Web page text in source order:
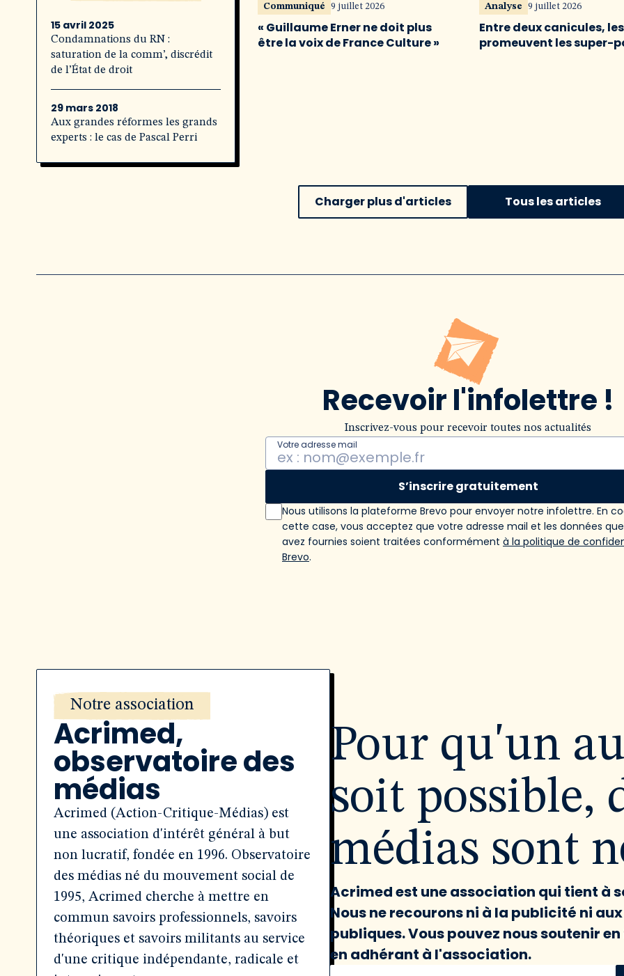
15 avril 2025
Condamnations du RN :
saturation de la comm’, discrédit
de l’État de droit
29 mars 2018
Aux grandes réformes les grands
experts : le cas de Pascal Perri
Communiqué 9 juillet 2026
« Guillaume Erner ne doit plus
être la voix de France Culture »
Analyse 9 juillet 2026
Entre deux canicules,
promeuvent les super-
Charger plus d'articles Tous les articles
Recevoir l'infolettre !
Inscrivez-vous pour recevoir toutes nos actualités
Votre adresse mail
S’inscrire gratuitement
Nous utilisons la plateforme Brevo pour envoyer notre infolettre. En
cette case, vous acceptez que votre adresse mail et les données
avez fournies soient traitées conformément à la politique de
Brevo.
Notre association
Acrimed,
observatoire des
médias
Acrimed (Action-Critique-Médias) est
une association d'intérêt général à but
non lucratif, fondée en 1996. Observatoire
des médias né du mouvement social de
1995, Acrimed cherche à mettre en
commun savoirs professionnels, savoirs
théoriques et savoirs militants au service
d'une critique indépendante, radicale et
Pour qu'un
soit possible,
médias sont
Acrimed est une association qui tient à
Nous ne recourons ni à la publicité ni
publiques. Vous pouvez nous soutenir
en adhérant à l'association.